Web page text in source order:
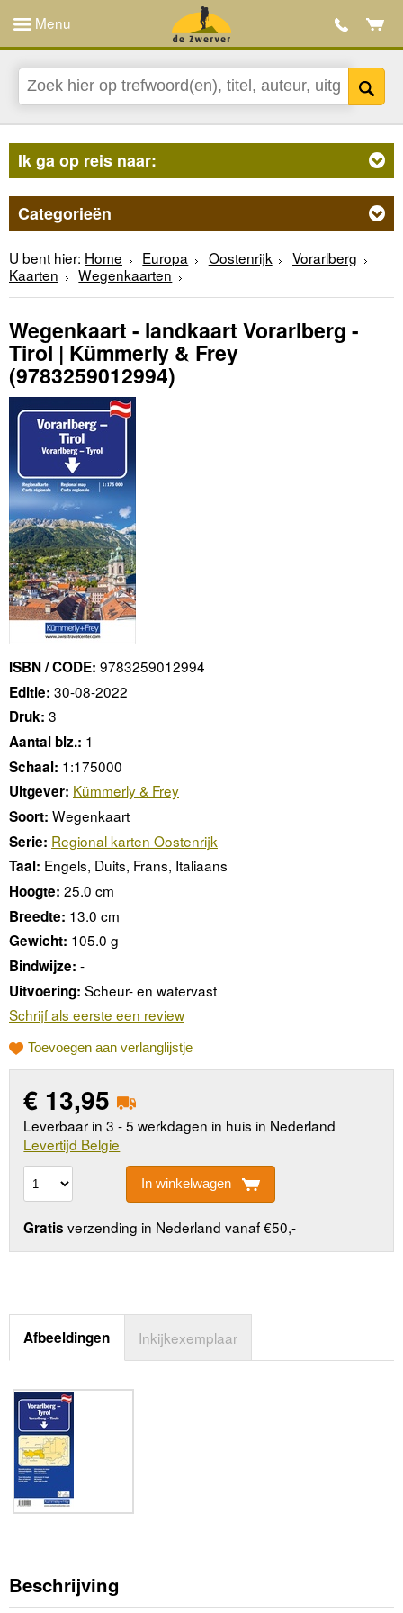
Menu
Ik ga op reis naar:
Categorieën
U bent hier: Home Europa Oostenrijk
Vorarlberg
Kaarten
Wegenkaarten
Wegenkaart - landkaart Vorarlberg -
Tirol | Kümmerly & Frey
(9783259012994)
ISBN / CODE: 9783259012994
Editie: 30-08-2022
Druk: 3
Aantal blz.: 1
Schaal: 1:175000
Uitgever: Kümmerly & Frey
Soort: Wegenkaart
Serie: Regional karten Oostenrijk
Taal: Engels, Duits, Frans, Italiaans
Hoogte: 25.0 cm
Breedte: 13.0 cm
Gewicht: 105.0 g
Bindwijze: -
Uitvoering: Scheur- en watervast
Schrijf als eerste een review
Toevoegen aan verlanglijstje
€ 13,95
Leverbaar in 3 - 5 werkdagen in huis in Nederland
Levertijd Belgie
In winkelwagen
Gratis verzending in Nederland vanaf €50,-
Afbeeldingen Inkijkexemplaar
Beschrijving